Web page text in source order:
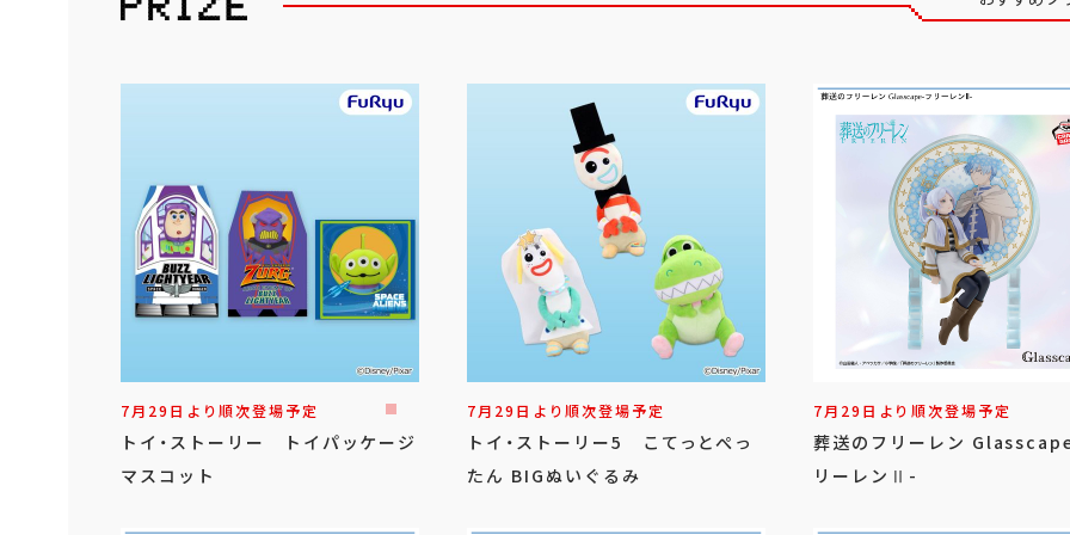
7月29日より順次登場予定
トイ・ストーリー トイパッケージ
マスコット
7月29日より順次登場予定
トイ・ストーリー5 こてっとぺっ
たん BIGぬいぐるみ
7月29日より順次登場予定
葬送のフリーレン
リーレンⅡ-